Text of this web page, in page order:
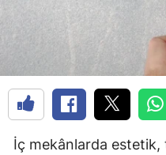
İç mekânlarda